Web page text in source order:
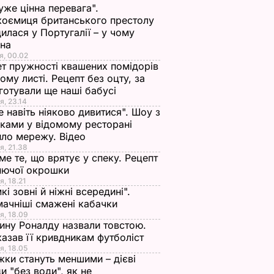
цінна перевага".
британського престолу
у Португалії – у чому
00.02
пружності квашених помідорів
листі. Рецепт без оцту, за
ще наші бабусі
23.14
навіть ніяково дивитися". Шоу з
у відомому ресторані
мережу. Відео
21.38
те, що врятує у спеку. Рецепт
окрошки
18.21
зовні й ніжні всередині".
смажені кабачки
18.09
Роналду назвали товстою.
її кривдникам футболіст
18.05
стануть меншими – дієві
"без води", як не